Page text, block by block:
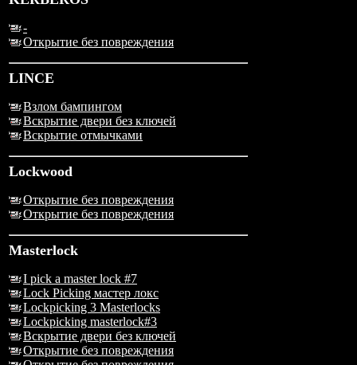
-
Открытие без повреждения
LINCE
Взлом бампингом
Вскрытие двери без ключей
Вскрытие отмычками
Lockwood
Открытие без повреждения
Открытие без повреждения
Masterlock
I pick a master lock #7
Lock Picking мастер локс
Lockpicking 3 Masterlocks
Lockpicking masterlock#3
Вскрытие двери без ключей
Открытие без повреждения